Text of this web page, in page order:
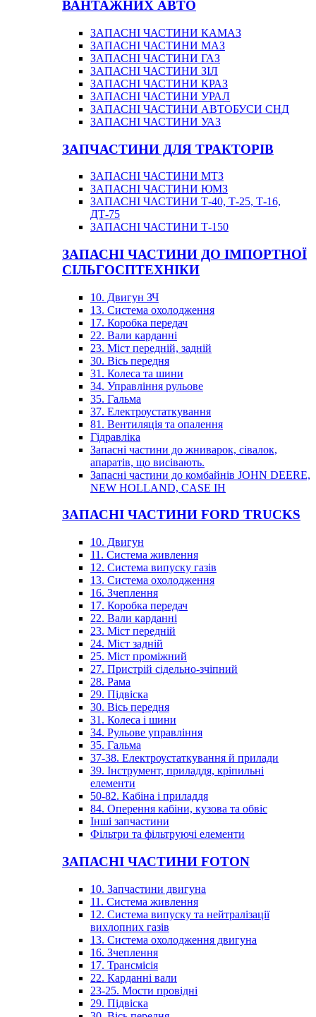
ВАНТАЖНИХ АВТО
ЗАПАСНІ ЧАСТИНИ КАМАЗ
ЗАПАСНІ ЧАСТИНИ МАЗ
ЗАПАСНІ ЧАСТИНИ ГАЗ
ЗАПАСНІ ЧАСТИНИ ЗІЛ
ЗАПАСНІ ЧАСТИНИ КРАЗ
ЗАПАСНІ ЧАСТИНИ УРАЛ
ЗАПАСНІ ЧАСТИНИ АВТОБУСИ СНД
ЗАПАСНІ ЧАСТИНИ УАЗ
ЗАПЧАСТИНИ ДЛЯ ТРАКТОРІВ
ЗАПАСНІ ЧАСТИНИ МТЗ
ЗАПАСНІ ЧАСТИНИ ЮМЗ
ЗАПАСНІ ЧАСТИНИ Т-40, Т-25, Т-16,
ДТ-75
ЗАПАСНІ ЧАСТИНИ Т-150
ЗАПАСНІ ЧАСТИНИ ДО ІМПОРТНОЇ
СІЛЬГОСПТЕХНІКИ
10. Двигун ЗЧ
13. Система охолодження
17. Коробка передач
22. Вали карданні
23. Міст передній, задній
30. Вісь передня
31. Колеса та шини
34. Управління рульове
35. Гальма
37. Електроустаткування
81. Вентиляція та опалення
Гідравліка
Запасні частини до жниварок, сівалок,
апаратів, що висівають.
Запасні частини до комбайнів JOHN DEERE,
NEW HOLLAND, CASE IH
ЗАПАСНІ ЧАСТИНИ FORD TRUCKS
10. Двигун
11. Система живлення
12. Система випуску газів
13. Система охолодження
16. Зчеплення
17. Коробка передач
22. Вали карданні
23. Міст передній
24. Міст задній
25. Міст проміжний
27. Пристрій сідельно-зчіпний
28. Рама
29. Підвіска
30. Вісь передня
31. Колеса і шини
34. Рульове управління
35. Гальма
37-38. Електроустаткування й прилади
39. Інструмент, приладдя, кріпильні
елементи
50-82. Кабіна і приладдя
84. Оперення кабіни, кузова та обвіс
Інші запчастини
Фільтри та фільтруючі елементи
ЗАПАСНІ ЧАСТИНИ FOTON
10. Запчастини двигуна
11. Система живлення
12. Система випуску та нейтралізації
вихлопних газів
13. Система охолодження двигуна
16. Зчеплення
17. Трансмісія
22. Карданні вали
23-25. Мости провідні
29. Підвіска